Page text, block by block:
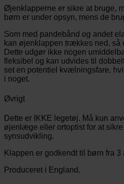
Øjenklapperne er sikre at bruge,
børn er under opsyn, mens de
Som med pandebånd og andet
kan øjenklappen trækkes ned, så
Dette udgør ikke nogen
fleksibel og kan udvides til
set en potentiel kvælningsfare,
i noget.
Øvrigt
Dette er IKKE legetøj. Må kun
øjenlæge eller ortoptist for at
synsudvikling.
Klappen er godkendt til børn fra 3
Produceret i England.